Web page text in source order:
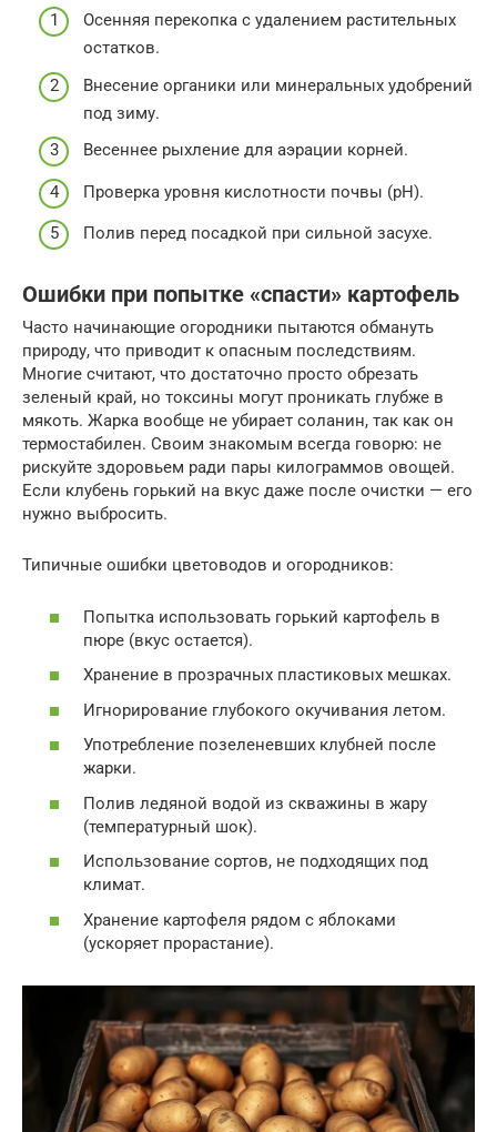
Осенняя перекопка с удалением растительных
остатков.
Внесение органики или минеральных удобрений
под зиму.
Весеннее рыхление для аэрации корней.
Проверка уровня кислотности почвы (pH).
Полив перед посадкой при сильной засухе.
Ошибки при попытке «спасти» картофель
Часто начинающие огородники пытаются обмануть
природу, что приводит к опасным последствиям.
Многие считают, что достаточно просто обрезать
зеленый край, но токсины могут проникать глубже в
мякоть. Жарка вообще не убирает соланин, так как он
термостабилен. Своим знакомым всегда говорю: не
рискуйте здоровьем ради пары килограммов овощей.
Если клубень горький на вкус даже после очистки — его
нужно выбросить.
Типичные ошибки цветоводов и огородников:
Попытка использовать горький картофель в
пюре (вкус остается).
Хранение в прозрачных пластиковых мешках.
Игнорирование глубокого окучивания летом.
Употребление позеленевших клубней после
жарки.
Полив ледяной водой из скважины в жару
(температурный шок).
Использование сортов, не подходящих под
климат.
Хранение картофеля рядом с яблоками
(ускоряет прорастание).